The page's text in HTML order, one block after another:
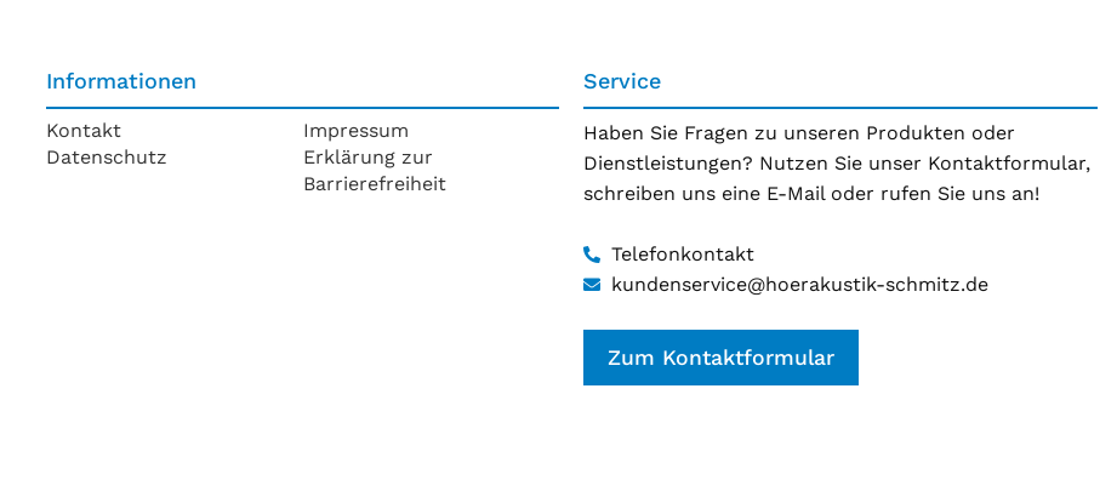
Informationen
Kontakt
Datenschutz
Impressum
Erklärung zur
Barrierefreiheit
Service
Haben Sie Fragen zu unseren Produkten oder
Dienstleistungen? Nutzen Sie unser Kontaktformular,
schreiben uns eine E-Mail oder rufen Sie uns an!
Telefonkontakt
kundenservice@hoerakustik-schmitz.de
Zum Kontaktformular